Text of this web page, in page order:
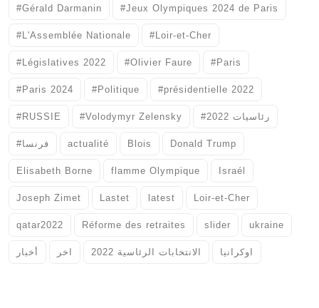
#Gérald Darmanin #Jeux Olympiques 2024 de Paris
#L'Assemblée Nationale #Loir-et-Cher
#Législatives 2022 #Olivier Faure #Paris
#Paris 2024 #Politique #présidentielle 2022
#RUSSIE #Volodymyr Zelensky #رئاسيات 2022
#فرنسا actualité Blois Donald Trump
Elisabeth Borne flamme Olympique Israél
Joseph Zimet Lastet latest Loir-et-Cher
qatar2022 Réforme des retraites slider ukraine
أخبار اخر الانتخابات الرئاسية 2022 اوكرانيا